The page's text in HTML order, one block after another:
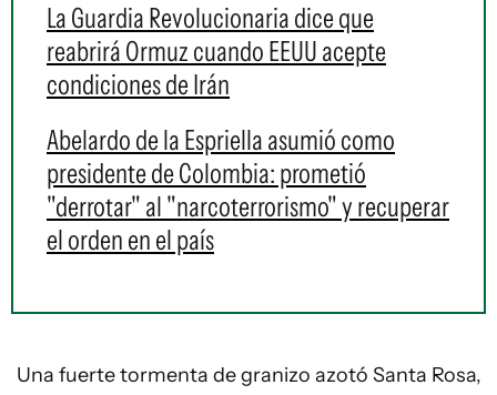
La Guardia Revolucionaria dice que
reabrirá Ormuz cuando EEUU acepte
condiciones de Irán
Abelardo de la Espriella asumió como
presidente de Colombia: prometió
"derrotar" al "narcoterrorismo" y recuperar
el orden en el país
Una fuerte tormenta de granizo azotó Santa Rosa,